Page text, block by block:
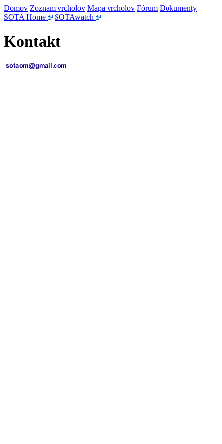
Domov Zoznam vrcholov Mapa vrcholov Fórum Dokumenty
SOTA Home
SOTAwatch
Kontakt